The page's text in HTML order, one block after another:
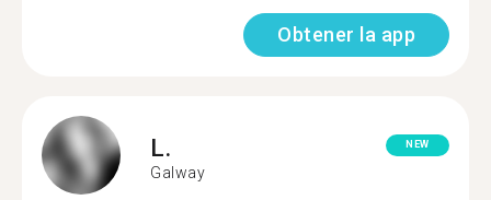
Obtener la app
L.
Galway
NEW